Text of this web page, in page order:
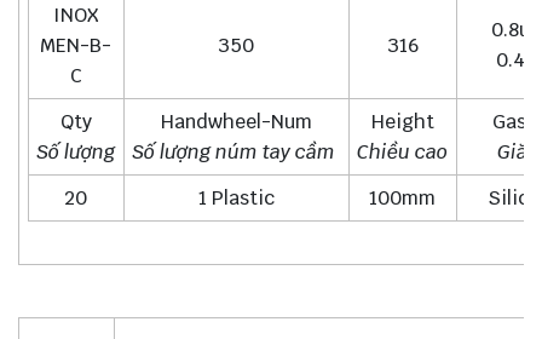
INOX
MEN-B-
C
350 316
Qty
Số lượng
Handwheel-Num
Số lượng núm tay cầm
Height
Chiều cao
20
1 Plastic 100mm